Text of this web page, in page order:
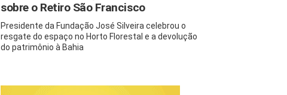
sobre o Retiro São Francisco
Presidente da Fundação José Silveira celebrou o
resgate do espaço no Horto Florestal e a devolução
do patrimônio à Bahia